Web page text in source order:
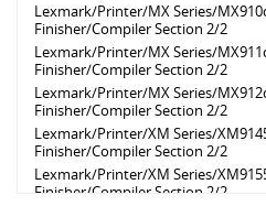
Lexmark/Printer/MX Series/
Finisher/Compiler Section 2/2
Lexmark/Printer/MX Series/
Finisher/Compiler Section 2/2
Lexmark/Printer/MX Series/
Finisher/Compiler Section 2/2
Lexmark/Printer/XM Series/
Finisher/Compiler Section 2/2
Lexmark/Printer/XM Series/
Finisher/Compiler Section 2/2